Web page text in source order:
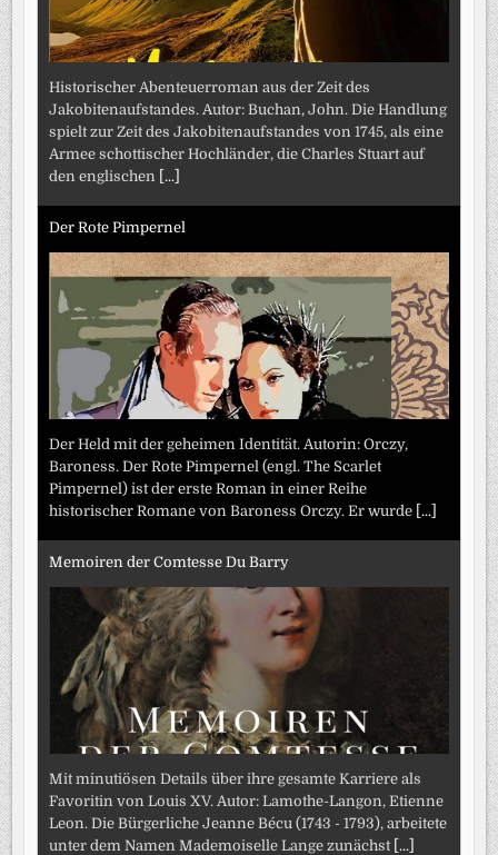
Historischer Abenteuerroman aus der Zeit des
Jakobitenaufstandes. Autor: Buchan, John. Die Handlung
spielt zur Zeit des Jakobitenaufstandes von 1745, als eine
Armee schottischer Hochländer, die Charles Stuart auf
den englischen [...]
Der Rote Pimpernel
Der Held mit der geheimen Identität. Autorin: Orczy,
Baroness. Der Rote Pimpernel (engl. The Scarlet
Pimpernel) ist der erste Roman in einer Reihe
historischer Romane von Baroness Orczy. Er wurde [...]
Memoiren der Comtesse Du Barry
Mit minutiösen Details über ihre gesamte Karriere als
Favoritin von Louis XV. Autor: Lamothe-Langon, Etienne
Leon. Die Bürgerliche Jeanne Bécu (1743 - 1793), arbeitete
unter dem Namen Mademoiselle Lange zunächst [...]